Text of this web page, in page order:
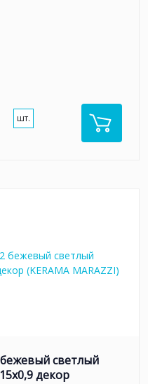
шт.
бежевый светлый
декор